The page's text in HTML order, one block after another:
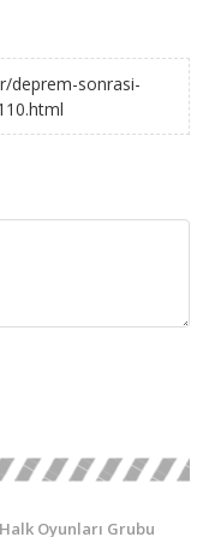
deprem-sonrasi-
Oyunları Grubu